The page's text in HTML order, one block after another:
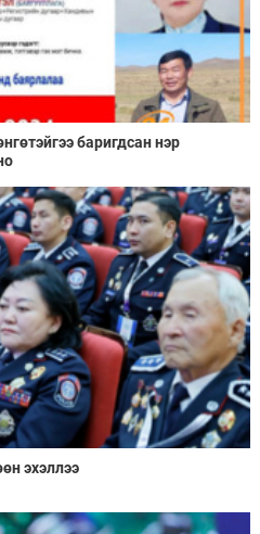
баригдсан нэр
эхэллээ